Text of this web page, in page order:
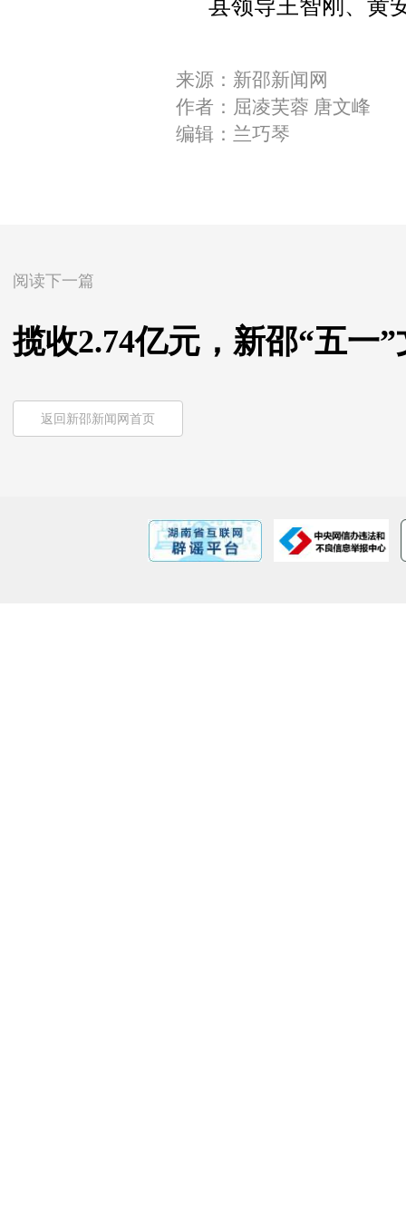
县领导王智刚、黄
来源：新邵新闻网
作者：屈凌芙蓉 唐文峰
编辑：兰巧琴
阅读下一篇
揽收2.74亿元，新邵“五一
返回新邵新闻网首页